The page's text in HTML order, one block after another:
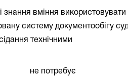
знання вміння
систему документообігу
технічними
не потребує